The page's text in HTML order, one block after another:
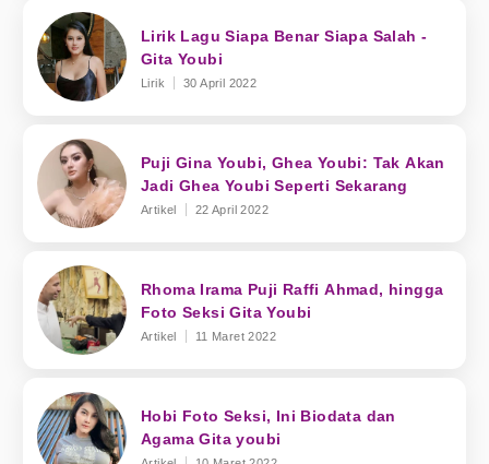
Lirik Lagu Siapa Benar Siapa Salah -
Gita Youbi
Lirik 30 April 2022
Puji Gina Youbi, Ghea Youbi: Tak Akan
Jadi Ghea Youbi Seperti Sekarang
Artikel 22 April 2022
Rhoma Irama Puji Raffi Ahmad, hingga
Foto Seksi Gita Youbi
Artikel 11 Maret 2022
Hobi Foto Seksi, Ini Biodata dan
Agama Gita youbi